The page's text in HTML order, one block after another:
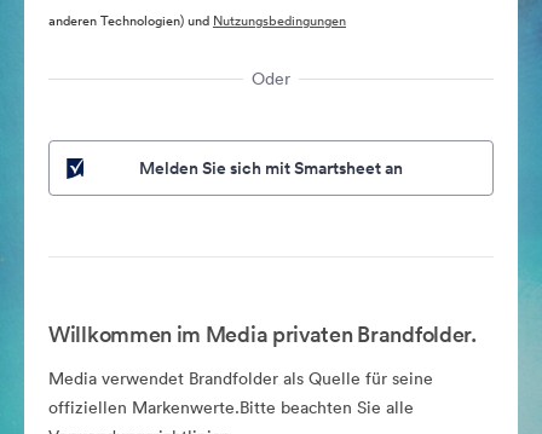
anderen Technologien) und Nutzungsbedingungen
Oder
Melden Sie sich mit Smartsheet an
Willkommen im Media privaten Brandfolder.
Media verwendet Brandfolder als Quelle für seine
offiziellen Markenwerte.Bitte beachten Sie alle